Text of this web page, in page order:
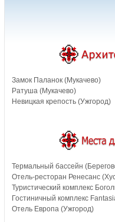
Замок Паланок (Мукачево)
Ратуша (Мукачево)
Невицкая крепость (Ужгород)
Термальный бассейн
Отель-ресторан Ренесанс
Туристический комплекс
Гостиничный комплекс
Отель Европа (Ужгород)